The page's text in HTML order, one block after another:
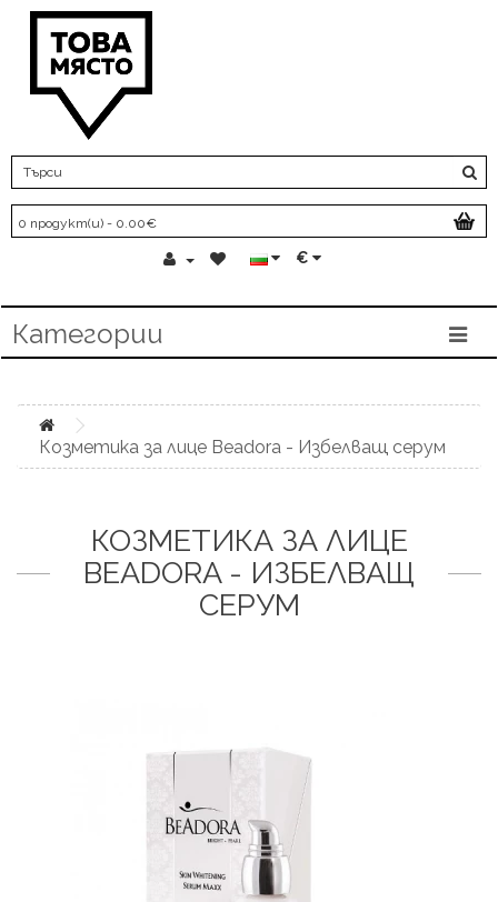
0 продукт(и) - 0.00€
€
Категории
Козметика за лице Beadora - Избелващ серум
КОЗМЕТИКА ЗА ЛИЦЕ
BEADORA - ИЗБЕЛВАЩ
СЕРУМ